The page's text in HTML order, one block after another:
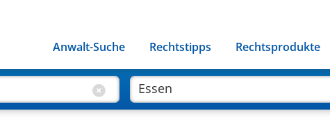
Anwalt-Suche Rechtstipps Rechtsprodukte